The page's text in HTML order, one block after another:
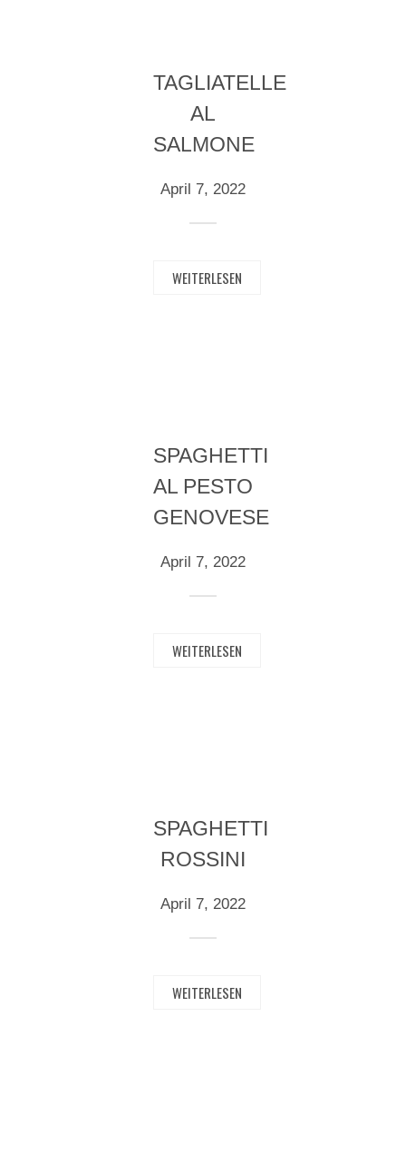
TAGLIATELLE
AL
SALMONE
April 7, 2022
WEITERLESEN
SPAGHETTI
AL PESTO
GENOVESE
April 7, 2022
WEITERLESEN
SPAGHETTI
ROSSINI
April 7, 2022
WEITERLESEN